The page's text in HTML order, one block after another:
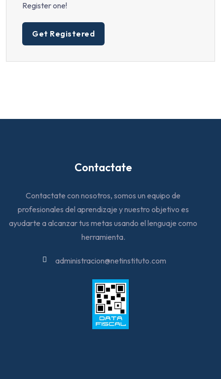
Register one!
Get Registered
Contactate
Contactate con nosotros, somos un equipo de
profesionales del aprendizaje y nuestro objetivo es
ayudarte a alcanzar tus metas usando el lenguaje como
herramienta.
administracion@netinstituto.com